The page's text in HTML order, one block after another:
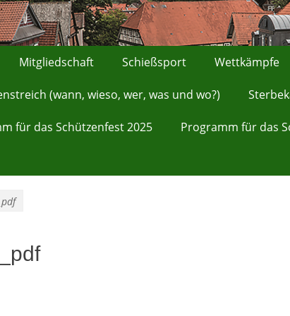
Mitgliedschaft Schießsport Wettkämpfe
(wann, wieso, wer, was und wo?)
für das Schützenfest 2025 Programm für das